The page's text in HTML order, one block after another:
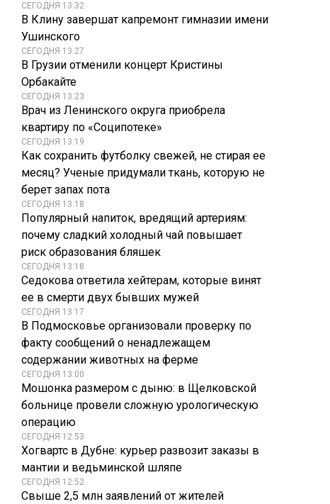
Смертельно
опасные пауки
покусали 20
человек в
Астрахани
учёных
СЕГОДНЯ 13:32
В Клину завершат капремонт гимназии имени
Ушинского
СЕГОДНЯ 13:27
В Грузии отменили концерт Кристины
Орбакайте
СЕГОДНЯ 13:23
Врач из Ленинского округа приобрела
квартиру по «Соципотеке»
СЕГОДНЯ 13:19
Как сохранить футболку свежей, не стирая ее
месяц? Ученые придумали ткань, которую не
берет запах пота
СЕГОДНЯ 13:18
Популярный напиток, вредящий артериям:
почему сладкий холодный чай повышает
риск образования бляшек
СЕГОДНЯ 13:18
Седокова ответила хейтерам, которые винят
ее в смерти двух бывших мужей
СЕГОДНЯ 13:17
В Подмосковье организовали проверку по
факту сообщений о ненадлежащем
содержании животных на ферме
СЕГОДНЯ 13:00
Мошонка размером с дыню: в Щелковской
больнице провели сложную урологическую
операцию
СЕГОДНЯ 12:53
Хогвартс в Дубне: курьер развозит заказы в
мантии и ведьминской шляпе
СЕГОДНЯ 12:52
Свыше 2,5 млн заявлений от жителей